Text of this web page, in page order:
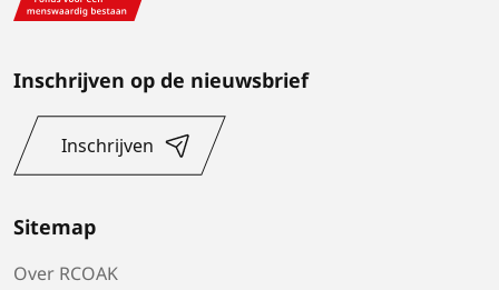
Inschrijven op de nieuwsbrief
Inschrijven
Sitemap
Over RCOAK